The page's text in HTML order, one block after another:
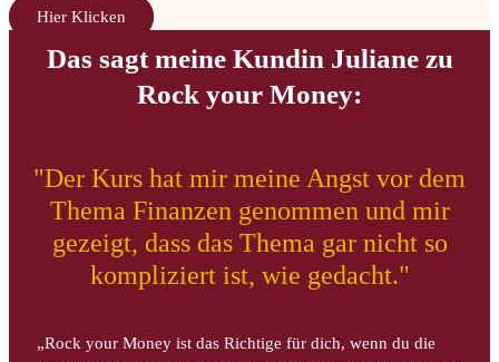
Hier Klicken
Das sagt meine Kundin Juliane zu
Rock your Money:
"Der Kurs hat mir meine Angst vor dem
Thema Finanzen genommen und mir
gezeigt, dass das Thema gar nicht so
kompliziert ist, wie gedacht."
„Rock your Money ist das Richtige für dich, wenn du die